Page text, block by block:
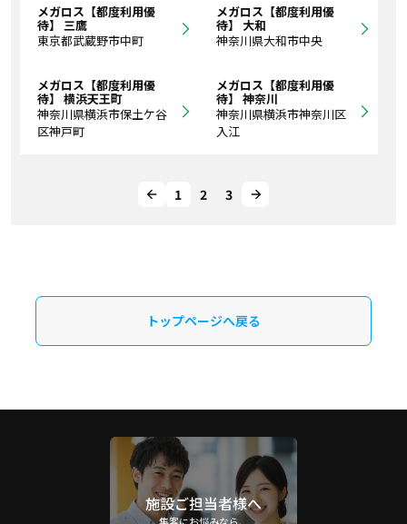
メガロス【都度利用優
待】 三鷹
東京都武蔵野市中町
メガロス【都度利用優
待】 大和
神奈川県大和市中央
メガロス【都度利用優
待】 横浜天王町
神奈川県横浜市保土ケ谷
区神戸町
メガロス【都度利用優
待】 神奈川
神奈川県横浜市神奈川区
入江
1 2 3
トップページへ戻る
施設ご担当者様へ